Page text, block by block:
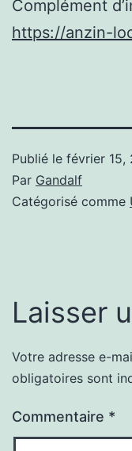
Complément
https://anzin-
Publié le février 15,
Par Gandalf
Catégorisé comme
Laisser
Votre adresse e-
obligatoires sont
Commentaire *